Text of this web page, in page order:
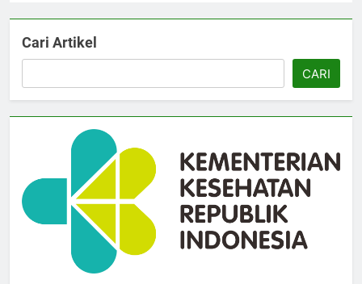
Cari Artikel
CARI